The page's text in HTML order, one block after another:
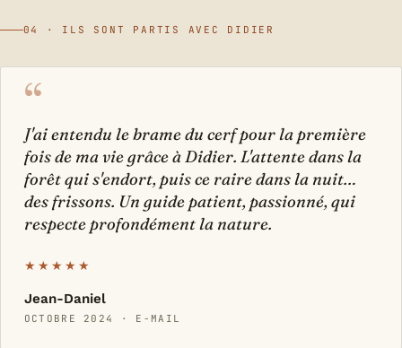
04 · ILS SONT PARTIS AVEC DIDIER
“
J'ai entendu le brame du cerf pour la première
fois de ma vie grâce à Didier. L'attente dans la
forêt qui s'endort, puis ce raire dans la nuit…
des frissons. Un guide patient, passionné, qui
respecte profondément la nature.
★★★★★
Jean-Daniel
OCTOBRE 2024 · E-MAIL